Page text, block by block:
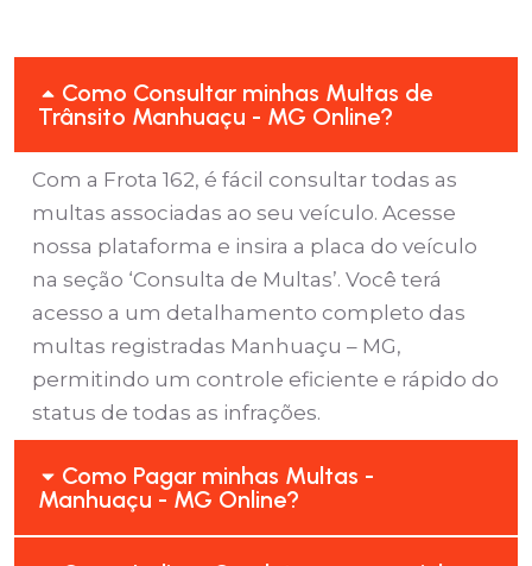
Como Consultar minhas Multas de
Trânsito Manhuaçu - MG Online?
Com a Frota 162, é fácil consultar todas as
multas associadas ao seu veículo. Acesse
nossa plataforma e insira a placa do veículo
na seção ‘Consulta de Multas’. Você terá
acesso a um detalhamento completo das
multas registradas Manhuaçu – MG,
permitindo um controle eficiente e rápido do
status de todas as infrações.
Como Pagar minhas Multas -
Manhuaçu - MG Online?